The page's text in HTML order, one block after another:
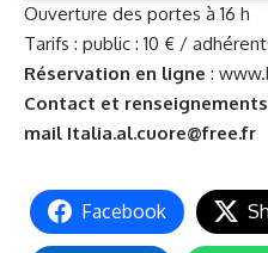
Ouverture des portes à 16 h
Tarifs : public : 10 € /
Réservation en ligne :
Contact et
mail Italia.al.cuore@free.fr
Facebook